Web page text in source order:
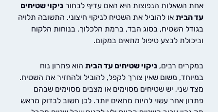
הנפוצות היא האם עדיף לבחורניקוי שטיחים
או להוביל את השטיח לניקוי חיצוני. התשובה תלויה
השטיח, בסוג הבד, ברמת הלכלוך, בנוחות הלקוח
לבצע טיפול מתאים במקום.
רבים,ניקוי שטיחים עד הבית הוא פתרון נוח
משום שאין צורך לקפל, להוביל ולהחזיר את השטיח.
יש שטיחים מסוימים או מצבים מסוימים שבהם
אחר עשוי להיות מתאים יותר. לכן חשוב לבדוק מראש